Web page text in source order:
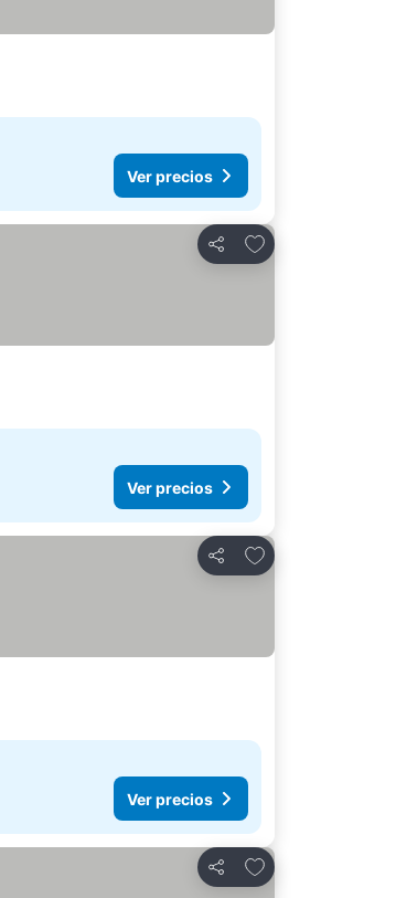
Ver precios
Compartir
Agregar a favoritos
Ver precios
Compartir
Agregar a favoritos
Ver precios
Compartir
Agregar a favoritos